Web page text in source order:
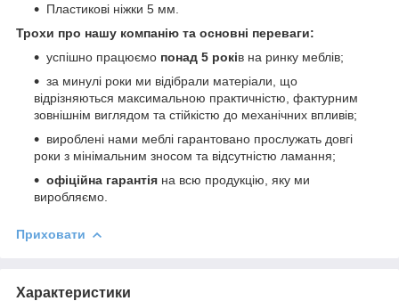
Пластикові ніжки 5 мм.
Трохи про нашу компанію та основні переваги:
успішно працюємо понад 5 років на ринку меблів;
за минулі роки ми відібрали матеріали, що
відрізняються максимальною практичністю, фактурним
зовнішнім виглядом та стійкістю до механічних впливів;
вироблені нами меблі гарантовано прослужать довгі
роки з мінімальним зносом та відсутністю ламання;
офіційна гарантія на всю продукцію, яку ми
виробляємо.
Приховати
Характеристики